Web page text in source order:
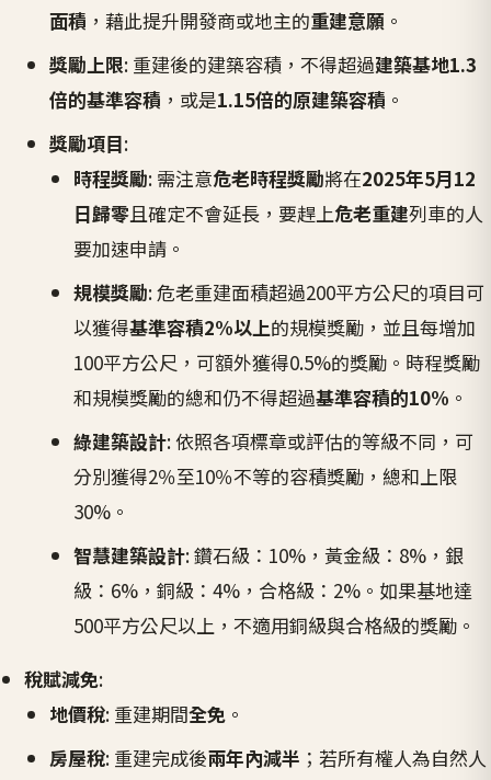
面積 ，藉此提升開發商或地主的重建意願 。
獎勵上限: 重建後的建築容積，不得超過建築基地1.3
倍的基準容積 ，或是1.15倍的原建築容積 。
獎勵項目:
時程獎勵: 需注意危老時程獎勵將在2025年5月12
日歸零且確定不會延長，要趕上危老重建列車的人
要加速申請。
規模獎勵: 危老重建面積超過200平方公尺的項目可
以獲得基準容積2%以上的規模獎勵，並且每增加
100平方公尺，可額外獲得0.5%的獎勵。時程獎勵
和規模獎勵的總和仍不得超過基準容積的10% 。
綠建築設計: 依照各項標章或評估的等級不同，可
分別獲得2％至10％不等的容積獎勵，總和上限
30%。
智慧建築設計: 鑽石級：10%，黃金級：8%，銀
級：6%，銅級：4%，合格級：2%。如果基地達
500平方公尺以上，不適用銅級與合格級的獎勵。
稅賦減免:
地價稅: 重建期間全免。
房屋稅: 重建完成後兩年內減半 ；若所有權人為自然人